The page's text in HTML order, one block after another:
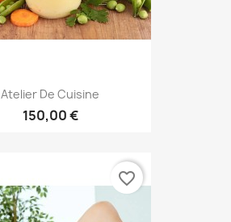
Atelier De Cuisine
150,00 €
favorite_border